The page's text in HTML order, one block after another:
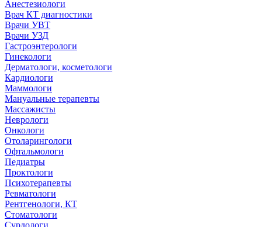
Анестезиологи
Врач КТ диагностики
Врачи УВТ
Врачи УЗД
Гастроэнтерологи
Гинекологи
Дерматологи, косметологи
Кардиологи
Маммологи
Мануальные терапевты
Массажисты
Неврологи
Онкологи
Отоларингологи
Офтальмологи
Педиатры
Проктологи
Психотерапевты
Ревматологи
Рентгенологи, КТ
Стоматологи
Сурдологи